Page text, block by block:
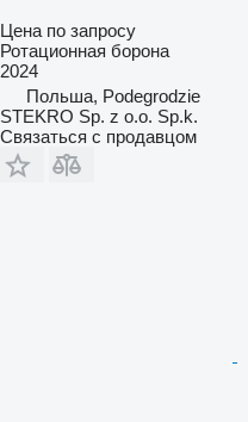
Цена по запросу
Ротационная борона
2024
Польша, Podegrodzie
STEKRO Sp. z o.o. Sp.k.
Связаться с продавцом